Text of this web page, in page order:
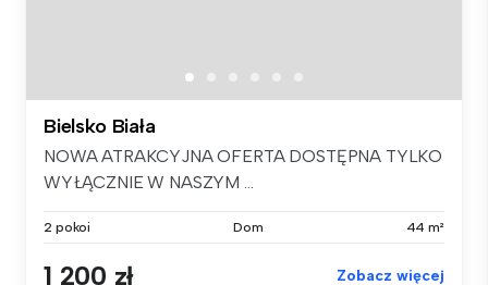
Bielsko Biała
NOWA ATRAKCYJNA OFERTA DOSTĘPNA TYLKO
WYŁĄCZNIE W NASZYM ...
2 pokoi Dom 44 m²
1 200 zł Zobacz więcej